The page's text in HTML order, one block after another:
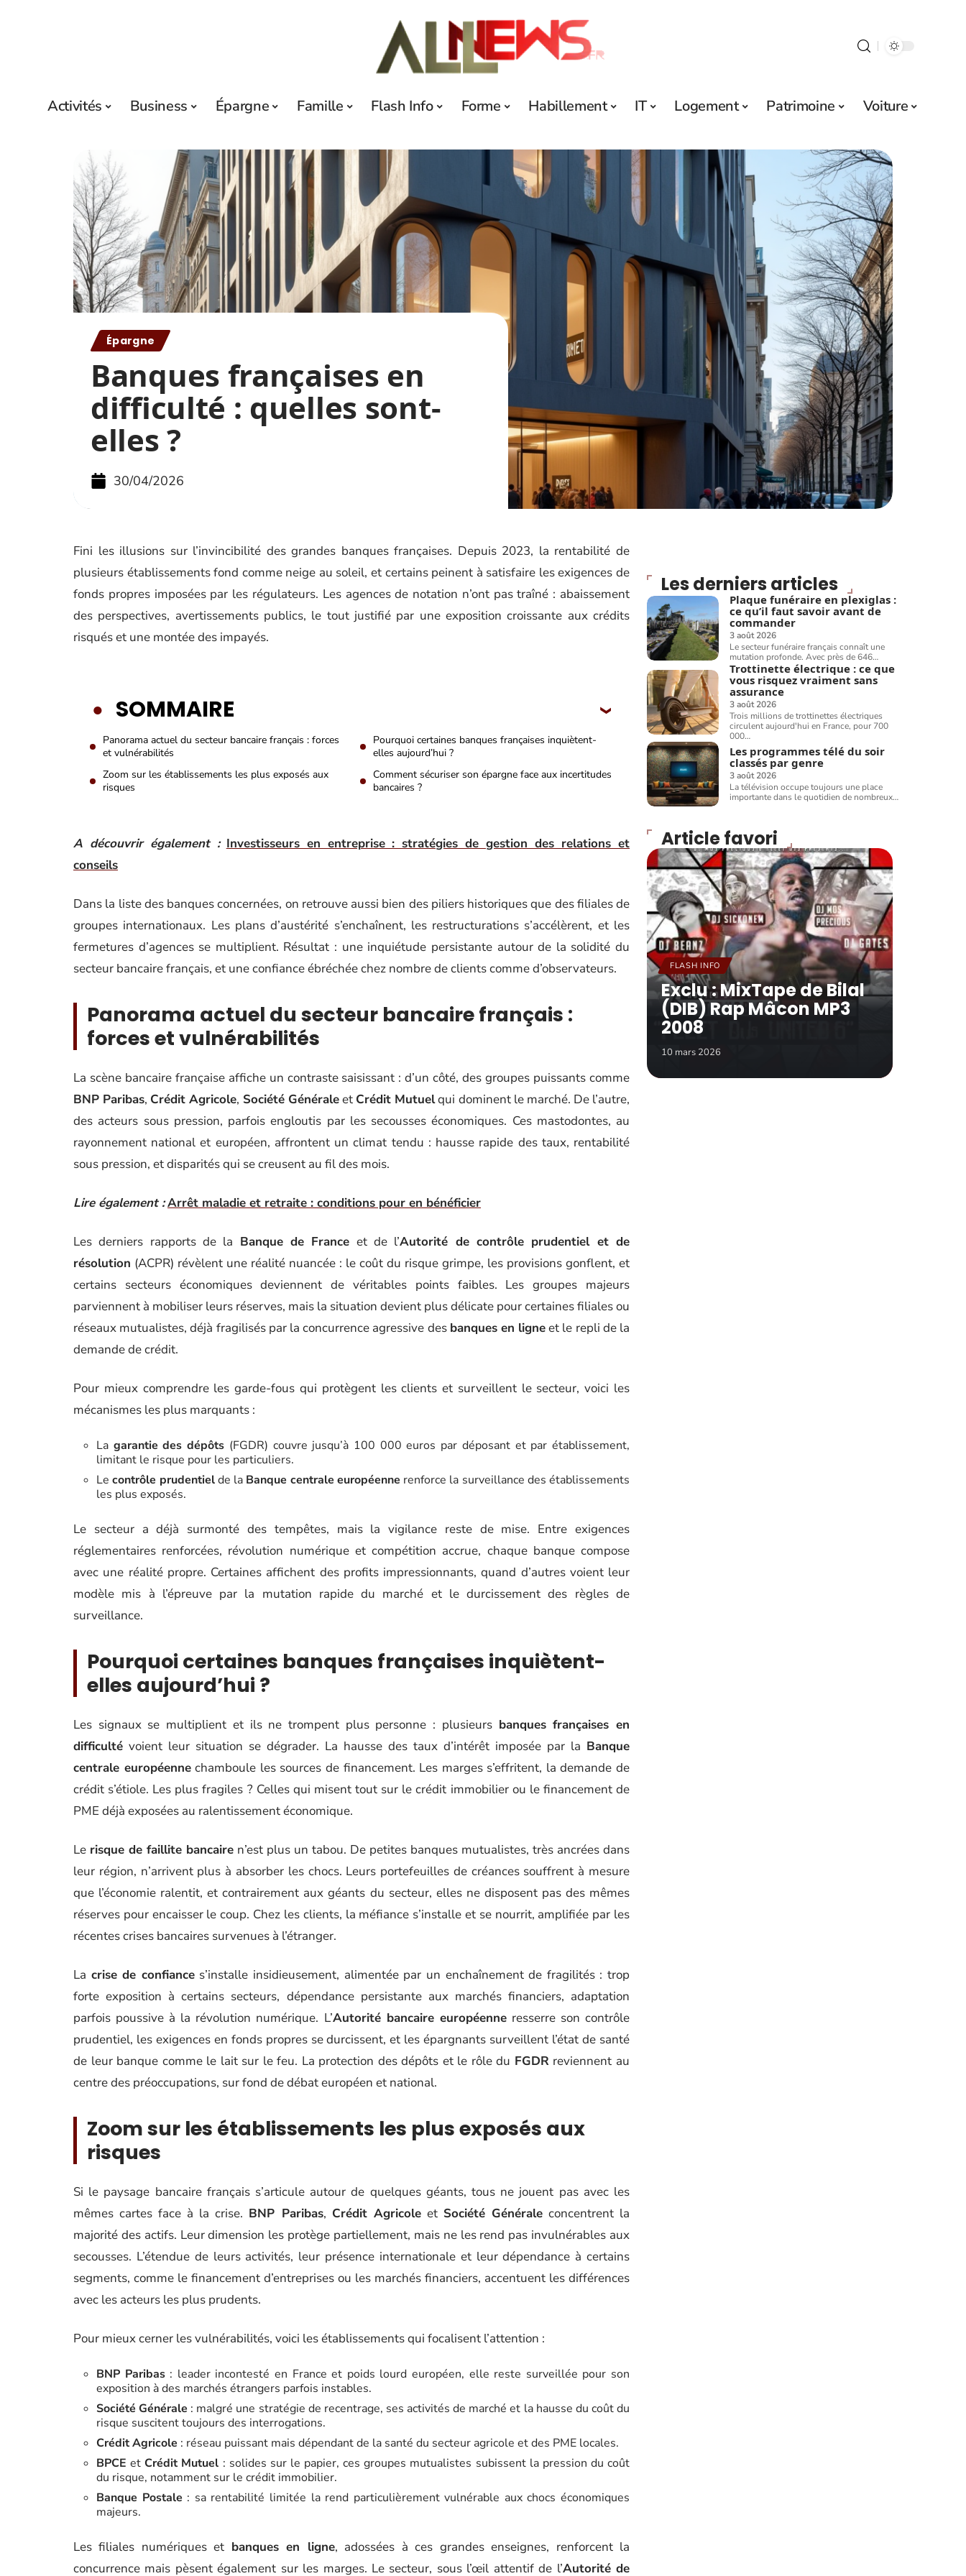
Activités Business Épargne Famille Flash Info Forme Habillement IT Logement Patrimoine Voiture
Épargne
Banques françaises en
difficulté : quelles sont-
elles ?
30/04/2026
Fini les illusions sur l’invincibilité des grandes banques françaises. Depuis 2023, la rentabilité de
plusieurs établissements fond comme neige au soleil, et certains peinent à satisfaire les exigences de
fonds propres imposées par les régulateurs. Les agences de notation n’ont pas traîné : abaissement
des perspectives, avertissements publics, le tout justifié par une exposition croissante aux crédits
risqués et une montée des impayés.
SOMMAIRE
Panorama actuel du secteur bancaire français : forces
et vulnérabilités
Pourquoi certaines banques françaises inquiètent-
elles aujourd’hui ?
Zoom sur les établissements les plus exposés aux
risques
Comment sécuriser son épargne face aux incertitudes
bancaires ?
A découvrir également : Investisseurs en entreprise : stratégies de gestion des relations et
conseils
Dans la liste des banques concernées, on retrouve aussi bien des piliers historiques que des filiales de
groupes internationaux. Les plans d’austérité s’enchaînent, les restructurations s’accélèrent, et les
fermetures d’agences se multiplient. Résultat : une inquiétude persistante autour de la solidité du
secteur bancaire français, et une confiance ébréchée chez nombre de clients comme d’observateurs.
Panorama actuel du secteur bancaire français :
forces et vulnérabilités
La scène bancaire française affiche un contraste saisissant : d’un côté, des groupes puissants comme
BNP Paribas, Crédit Agricole, Société Généraleet Crédit Mutuelqui dominent le marché. De l’autre,
des acteurs sous pression, parfois engloutis par les secousses économiques. Ces mastodontes, au
rayonnement national et européen, affrontent un climat tendu : hausse rapide des taux, rentabilité
sous pression, et disparités qui se creusent au fil des mois.
Lire également :Arrêt maladie et retraite : conditions pour en bénéficier
Les derniers rapports de la Banque de France et de l’Autorité de contrôle prudentiel et de
résolution (ACPR) révèlent une réalité nuancée : le coût du risque grimpe, les provisions gonflent, et
certains secteurs économiques deviennent de véritables points faibles. Les groupes majeurs
parviennent à mobiliser leurs réserves, mais la situation devient plus délicate pour certaines filiales ou
réseaux mutualistes, déjà fragilisés par la concurrence agressive des banques en ligneet le repli de la
demande de crédit.
Pour mieux comprendre les garde-fous qui protègent les clients et surveillent le secteur, voici les
mécanismes les plus marquants :
La garantie des dépôts (FGDR) couvre jusqu’à 100 000 euros par déposant et par établissement,
limitant le risque pour les particuliers.
Lecontrôle prudentielde la Banque centrale européenne renforce la surveillance des établissements
les plus exposés.
Le secteur a déjà surmonté des tempêtes, mais la vigilance reste de mise. Entre exigences
réglementaires renforcées, révolution numérique et compétition accrue, chaque banque compose
avec une réalité propre. Certaines affichent des profits impressionnants, quand d’autres voient leur
modèle mis à l’épreuve par la mutation rapide du marché et le durcissement des règles de
surveillance.
Pourquoi certaines banques françaises inquiètent-
elles aujourd’hui ?
Les signaux se multiplient et ils ne trompent plus personne : plusieurs banques françaises en
difficulté voient leur situation se dégrader. La hausse des taux d’intérêt imposée par la Banque
centrale européennechamboule les sources de financement. Les marges s’effritent, la demande de
crédit s’étiole. Les plus fragiles ? Celles qui misent tout sur le crédit immobilier ou le financement de
PME déjà exposées au ralentissement économique.
Le risque de faillite bancaire n’est plus un tabou. De petites banques mutualistes, très ancrées dans
leur région, n’arrivent plus à absorber les chocs. Leurs portefeuilles de créances souffrent à mesure
que l’économie ralentit, et contrairement aux géants du secteur, elles ne disposent pas des mêmes
réserves pour encaisser le coup. Chez les clients, la méfiance s’installe et se nourrit, amplifiée par les
récentes crises bancaires survenues à l’étranger.
La crise de confiances’installe insidieusement, alimentée par un enchaînement de fragilités : trop
forte exposition à certains secteurs, dépendance persistante aux marchés financiers, adaptation
parfois poussive à la révolution numérique. L’Autorité bancaire européenneresserre son contrôle
prudentiel, les exigences en fonds propres se durcissent, et les épargnants surveillent l’état de santé
de leur banque comme le lait sur le feu. La protection des dépôts et le rôle du FGDRreviennent au
centre des préoccupations, sur fond de débat européen et national.
Zoom sur les établissements les plus exposés aux
risques
Si le paysage bancaire français s’articule autour de quelques géants, tous ne jouent pas avec les
mêmes cartes face à la crise. BNP Paribas, Crédit Agricoleet Société Généraleconcentrent la
majorité des actifs. Leur dimension les protège partiellement, mais ne les rend pas invulnérables aux
secousses. L’étendue de leurs activités, leur présence internationale et leur dépendance à certains
segments, comme le financement d’entreprises ou les marchés financiers, accentuent les différences
avec les acteurs les plus prudents.
Pour mieux cerner les vulnérabilités, voici les établissements qui focalisent l’attention :
BNP Paribas: leader incontesté en France et poids lourd européen, elle reste surveillée pour son
exposition à des marchés étrangers parfois instables.
Société Générale : malgré une stratégie de recentrage, ses activités de marché et la hausse du coût du
risque suscitent toujours des interrogations.
Crédit Agricole : réseau puissant mais dépendant de la santé du secteur agricole et des PME locales.
BPCE etCrédit Mutuel : solides sur le papier, ces groupes mutualistes subissent la pression du coût
du risque, notamment sur le crédit immobilier.
Banque Postale : sa rentabilité limitée la rend particulièrement vulnérable aux chocs économiques
majeurs.
Les filiales numériques et banques en ligne, adossées à ces grandes enseignes, renforcent la
concurrence mais pèsent également sur les marges. Le secteur, sous l’œil attentif de l’Autorité de
Les derniers articles
Plaque funéraire en plexiglas :
ce qu’il faut savoir avant de
commander
3 août 2026
Le secteur funéraire français connaît une
mutation profonde. Avec près de 646…
Trottinette électrique : ce que
vous risquez vraiment sans
assurance
3 août 2026
Trois millions de trottinettes électriques
circulent aujourd'hui en France, pour 700
000…
Les programmes télé du soir
classés par genre
3 août 2026
La télévision occupe toujours une place
importante dans le quotidien de nombreux…
Article favori
FLASH INFO
Exclu : MixTape de Bilal
(DIB) Rap Mâcon MP3
2008
10 mars 2026